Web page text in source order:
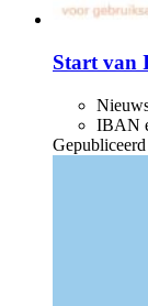
Start van
IBAN